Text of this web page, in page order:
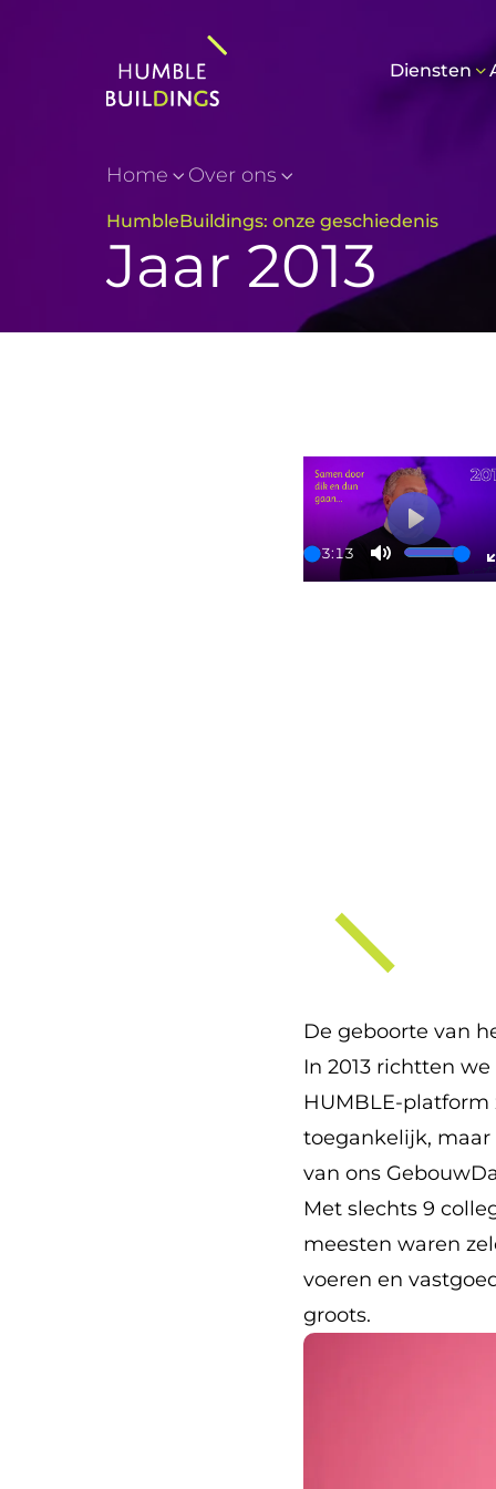
Diensten
Home Over ons
HumbleBuildings: onze geschiedenis
Jaar 2013
Play
03:13
Mute
Play
De geboorte van
In 2013 richtten
HUMBLE-
toegankelijk,
van ons
Met slechts 9
meesten waren
voeren en
groots.